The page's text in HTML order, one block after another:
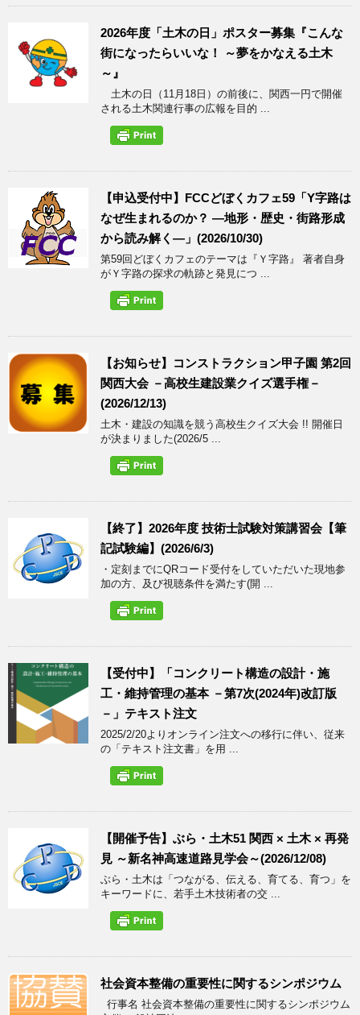
2026年度「土木の日」ポスター募集『こんな
街になったらいいな！ ～夢をかなえる土木
～』
土木の日（11月18日）の前後に、関西一円で開催
される土木関連行事の広報を目的 ...
【申込受付中】FCCどぼくカフェ59「Y字路は
なぜ生まれるのか？ ―地形・歴史・街路形成
から読み解く―」(2026/10/30)
第59回どぼくカフェのテーマは『Ｙ字路』 著者自身
がＹ字路の探求の軌跡と発見につ ...
【お知らせ】コンストラクション甲子園 第2回
関西大会 －高校生建設業クイズ選手権－
(2026/12/13)
土木・建設の知識を競う高校生クイズ大会 !! 開催日
が決まりました(2026/5 ...
【終了】2026年度 技術士試験対策講習会【筆
記試験編】(2026/6/3)
・定刻までにQRコード受付をしていただいた現地参
加の方、及び視聴条件を満たす(開 ...
【受付中】「コンクリート構造の設計・施
工・維持管理の基本 －第7次(2024年)改訂版
－」テキスト注文
2025/2/20よりオンライン注文への移行に伴い、従来
の「テキスト注文書」を用 ...
【開催予告】ぶら・土木51 関西 × 土木 × 再発
見 ～新名神高速道路見学会～(2026/12/08)
ぶら・土木は「つながる、伝える、育てる、育つ」を
キーワードに、若手土木技術者の交 ...
社会資本整備の重要性に関するシンポジウム
行事名 社会資本整備の重要性に関するシンポジウム